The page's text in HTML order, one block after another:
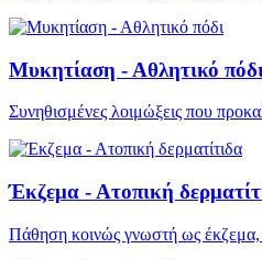
Μυκητίαση - Αθλητικό
Συνηθισμένες λοιμώξεις που
Έκζεμα - Ατοπική
Πάθηση κοινώς γνωστή ως έκζεμα,